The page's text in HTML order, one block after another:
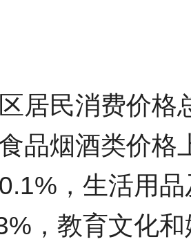
居民消费价格
品烟酒类价格
，生活用
，教育文化